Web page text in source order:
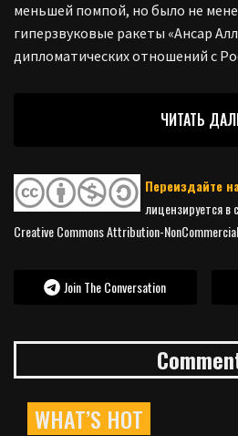
меньшей помпой, но было не
гиперзвуковые ракеты «Ансар
дипломатических отношений с
ЧИТАТЬ
Переиздайте
лицензируется в
Creative Commons Attribution-
Join The Conversation
WHAT’S HOT